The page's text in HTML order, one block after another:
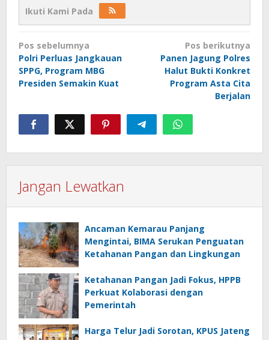
Ikuti Kami Pada
Navigasi
pos
Pos sebelumnya
Polri Perluas Jangkauan
SPPG, Program MBG
Presiden Semakin Kuat
Pos berikutnya
Panen Jagung Polres
Halut Bukti Konkret
Program Asta Cita
Berjalan
Jangan Lewatkan
Ancaman Kemarau Panjang
Mengintai, BIMA Serukan Penguatan
Ketahanan Pangan dan Lingkungan
Ketahanan Pangan Jadi Fokus, HPPB
Perkuat Kolaborasi dengan
Pemerintah
Harga Telur Jadi Sorotan, KPUS Jateng